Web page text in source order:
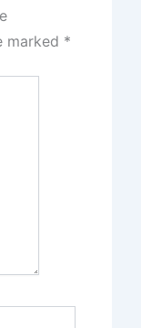
marked *